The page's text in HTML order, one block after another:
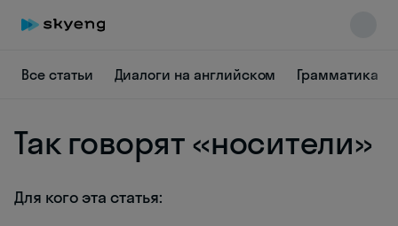
Все статьи Диалоги на английском Грамматика
Так говорят «носители»
Для кого эта статья: